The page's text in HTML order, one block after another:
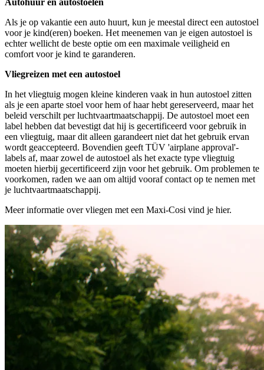
Als je op vakantie een auto huurt, kun je meestal direct een autostoel
voor je kind(eren) boeken. Het meenemen van je eigen autostoel is
echter wellicht de beste optie om een maximale veiligheid en
comfort voor je kind te garanderen.
Vliegreizen met een autostoel
In het vliegtuig mogen kleine kinderen vaak in hun autostoel zitten
als je een aparte stoel voor hem of haar hebt gereserveerd, maar het
beleid verschilt per luchtvaartmaatschappij. De autostoel moet een
label hebben dat bevestigt dat hij is gecertificeerd voor gebruik in
een vliegtuig, maar dit alleen garandeert niet dat het gebruik ervan
wordt geaccepteerd. Bovendien geeft TÜV 'airplane approval'-
labels af, maar zowel de autostoel als het exacte type vliegtuig
moeten hierbij gecertificeerd zijn voor het gebruik. Om problemen te
voorkomen, raden we aan om altijd vooraf contact op te nemen met
je luchtvaartmaatschappij.
Meer informatie over vliegen met een Maxi-Cosi vind je hier.